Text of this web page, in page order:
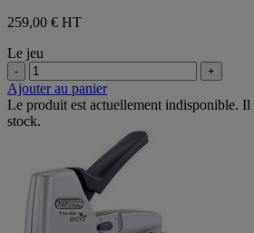
259,00 € HT
Le jeu
- +
Ajouter au panier
Le produit est actuellement indisponible. Il
stock.